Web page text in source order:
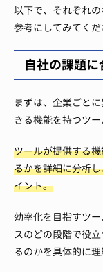
以下で、それぞれ
参考にしてみてくだ
自社の課題
まずは、企業ごと
きる機能を持つツ
ツールが提供する
るかを詳細に分析
イント。
効率化を目指すツ
スのどの段階で役
るのかを具体的に理